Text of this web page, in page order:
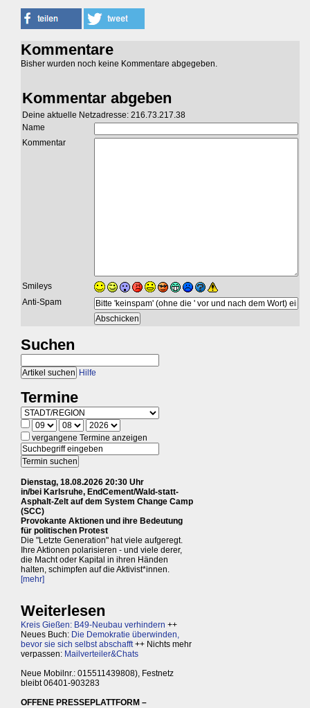
Kommentare
Bisher wurden noch keine Kommentare abgegeben.
Kommentar abgeben
Deine aktuelle Netzadresse: 216.73.217.38
Name
Kommentar
Smileys
Anti-Spam
Suchen
Hilfe
Termine
vergangene Termine anzeigen
Dienstag, 18.08.2026 20:30 Uhr
in/bei Karlsruhe, EndCement/Wald-statt-
Asphalt-Zelt auf dem System Change Camp
(SCC)
Provokante Aktionen und ihre Bedeutung
für politischen Protest
Die "Letzte Generation" hat viele aufgeregt.
Ihre Aktionen polarisieren - und viele derer,
die Macht oder Kapital in ihren Händen
halten, schimpfen auf die Aktivist*innen.
[mehr]
Weiterlesen
Kreis Gießen: B49-Neubau verhindern ++
Neues Buch: Die Demokratie überwinden,
bevor sie sich selbst abschafft++ Nichts mehr
verpassen: Mailverteiler&Chats
Neue Mobilnr.: 015511439808), Festnetz
bleibt 06401-903283
OFFENE PRESSEPLATTFORM –